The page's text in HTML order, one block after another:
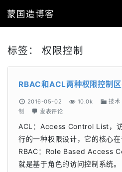
蒙国造博客
标签： 权限控制
RBAC和ACL两种权限控制区
2016-05-02 10.0k 技术
制
发表评论
ACL：Access Control List，
行的一种权限设计，它的核心在
RBAC：Role Based Access
就是基于角色的访问控制系统